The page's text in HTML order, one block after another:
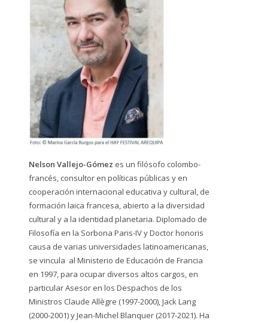
Nelson Vallejo-Gómez es un filósofo colombo-
francés, consultor en políticas públicas y en
cooperación internacional educativa y cultural, de
formación laica francesa, abierto a la diversidad
cultural y a la identidad planetaria. Diplomado de
Filosofía en la Sorbona Paris-IV y Doctor honoris
causa de varias universidades latinoamericanas,
se vincula al Ministerio de Educación de Francia
en 1997, para ocupar diversos altos cargos, en
particular Asesor en los Despachos de los
Ministros Claude Allègre (1997-2000), Jack Lang
(2000-2001) y Jean-Michel Blanquer (2017-2021). Ha